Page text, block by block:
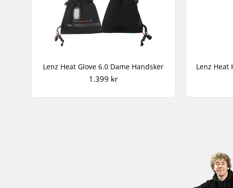
Lenz Heat Glove 6.0 Dame Handsker
1.399 kr